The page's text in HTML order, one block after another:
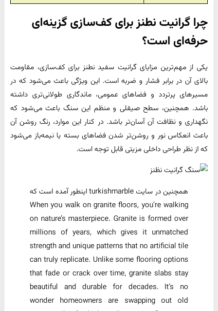
چرا گرانیت نطنز برای کف‌سازی گزینه‌ای
حرفه‌ای است؟
یکی از مهم‌ترین مزایای گرانیت سفید نطنز برای کف‌سازی، مقاومت
بالای آن در برابر فشار و ضربه است. این ویژگی باعث می‌شود که در
مسیرهای پرتردد و فضاهای عمومی، ماندگاری طولانی‌تری داشته
باشد. همچنین، سطح صیقلی و منظم این سنگ باعث می‌شود که
نگهداری و نظافت آن آسان‌تر باشد. در کنار این موارد، رنگ روشن آن
باعث انعکاس نور و روشن‌تر شدن فضاهای بسته یا نیمه‌باز می‌شود
که از نظر طراحی داخلی مزیتی قابل توجه است.
همچنین در سایت turkishmarble اینطور آمده است که
When you walk on granite floors, you’re walking
on nature’s masterpiece. Granite is formed over
millions of years, which gives it unmatched
strength and unique patterns that no artificial tile
can truly replicate. Unlike some flooring options
that fade or crack over time, granite slabs stay
beautiful and durable for decades. It’s no
wonder homeowners are swapping out old